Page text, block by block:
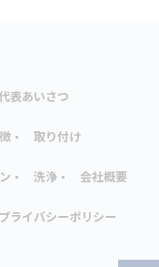
表あいさつ
取り付け
洗浄 会社概要
プライバシーポリシー